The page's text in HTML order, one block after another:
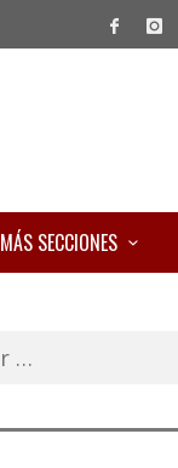
MÁS SECCIONES